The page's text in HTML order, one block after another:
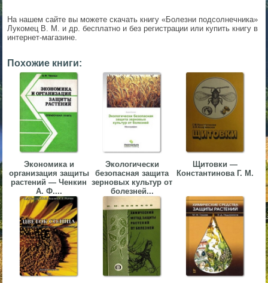
На нашем сайте вы можете скачать книгу «Болезни подсолнечника»
Лукомец В. M. и др. бесплатно и без регистрации или купить книгу в
интернет-магазине.
Похожие книги:
Экономика и
организация защиты
растений — Ченкин
А. Ф....
Экологически
безопасная защита
зерновых культур от
болезней...
Щитовки —
Константинова Г. М.
▼
▼
▼